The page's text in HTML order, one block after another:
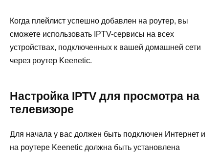
Когда плейлист успешно добавлен на роутер, вы
сможете использовать IPTV-сервисы на всех
устройствах, подключенных к вашей домашней сети
через роутер Keenetic.
Настройка IPTV для просмотра на
телевизоре
Для начала у вас должен быть подключен Интернет и
на роутере Keenetic должна быть установлена